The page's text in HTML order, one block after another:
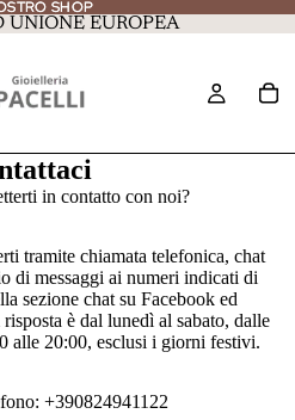
SHOP
SHOP
UNIONE EUROPEA
in contatto con noi?
tramite chiamata telefonica, chat
di messaggi ai numeri indicati di
sezione chat su Facebook ed
è dal lunedì al sabato, dalle
alle 20:00, esclusi i giorni festivi.
+390824941122